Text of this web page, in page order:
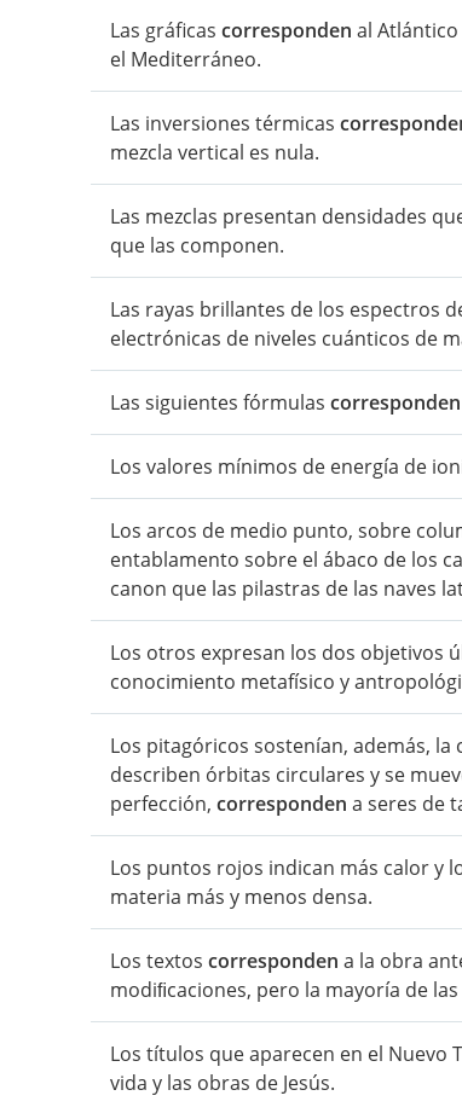
Las gráficas corresponden al
el Mediterráneo.
Las inversiones térmicas
mezcla vertical es nula.
Las mezclas presentan densidades
que las componen.
Las rayas brillantes de los espectros
electrónicas de niveles cuánticos de
Las siguientes fórmulas corresponden
Los valores mínimos de energía de
Los arcos de medio punto, sobre
entablamento sobre el ábaco de los
canon que las pilastras de las naves
Los otros expresan los dos objetivos
conocimiento metafísico y
Los pitagóricos sostenían, además,
describen órbitas circulares y se
perfección, corresponden a seres de
Los puntos rojos indican más calor y
materia más y menos densa.
Los textos corresponden a la obra
modiﬁcaciones, pero la mayoría de
Los títulos que aparecen en el Nuevo
vida y las obras de Jesús.